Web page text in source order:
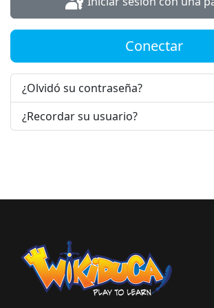
Conectar
¿Olvidó su contraseña?
¿Recordar su usuario?